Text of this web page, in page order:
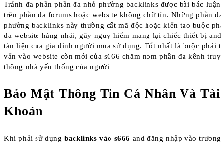
Tránh đa phần phần đa nhỏ phường backlinks được bài bác
trên phần đa forums hoặc website không chữ tín. Những phần
phường backlinks này thường cất mã độc hoặc kiến tạo buộc
đa website hàng nhái, gây nguy hiểm mang lại chiếc thiết bị
tàn liệu của gia đình người mua sử dụng. Tốt nhất là buộc phải
vấn vào website còn mới của s666 chăm nom phần đa kênh
thông nhà yếu thống của người.
Bảo Mật Thông Tin Cá Nhân Và Tài
Khoản
Khi phải sử dụngbacklinks vào s666 and đăng nhập vào